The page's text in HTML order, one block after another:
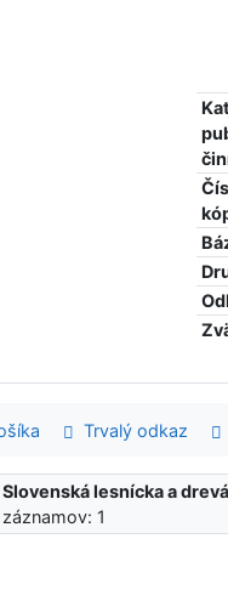
Trvalý odkaz
Slovenská lesnícka a
1